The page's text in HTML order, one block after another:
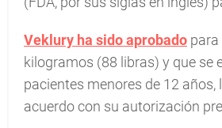
Veklury ha sido aprobado para
kilogramos (88 libras) y que se
pacientes menores de 12 años,
acuerdo con su autorización